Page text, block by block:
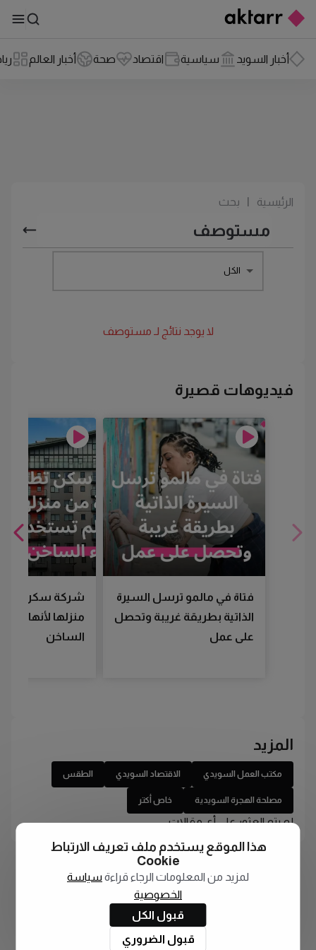
أخبار السويد سياسية اقتصاد صحة أخبار العالم
الرئيسية بحث
الكل
لا يوجد نتائج لـ مستوصف
فيديوهات قصيرة
فتاة في مالمو ترسل السيرة
الذاتية بطريقة غريبة وتحصل
على عمل
شركة سكن
منزلها لأنها لم
الساخن
المزيد
مكتب العمل السويدي الاقتصاد السويدي الطقس
مصلحة الهجرة السويدية خاص أكتر
لم يتم العثور على أي مقالات
هذا الموقع يستخدم ملف تعريف الارتباط
Cookie
لمزيد من المعلومات الرجاء قراءة سياسة
الخصوصية
قبول الكل
قبول الضروري